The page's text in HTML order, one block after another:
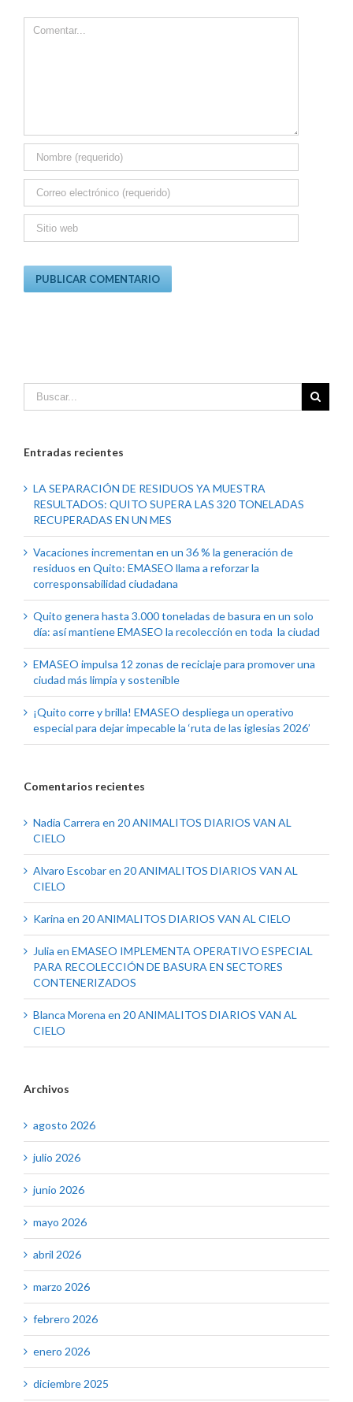
Comment
Entradas recientes
LA SEPARACIÓN DE RESIDUOS YA MUESTRA
RESULTADOS: QUITO SUPERA LAS 320 TONELADAS
RECUPERADAS EN UN MES
Vacaciones incrementan en un 36 % la generación de
residuos en Quito: EMASEO llama a reforzar la
corresponsabilidad ciudadana
Quito genera hasta 3.000 toneladas de basura en un solo
día: así mantiene EMASEO la recolección en toda la ciudad
EMASEO impulsa 12 zonas de reciclaje para promover una
ciudad más limpia y sostenible
¡Quito corre y brilla! EMASEO despliega un operativo
especial para dejar impecable la ‘ruta de las iglesias 2026’
Comentarios recientes
Nadia Carrera en 20 ANIMALITOS DIARIOS VAN AL
CIELO
Alvaro Escobaren 20 ANIMALITOS DIARIOS VAN AL
CIELO
Karina en 20 ANIMALITOS DIARIOS VAN AL CIELO
Julia en EMASEO IMPLEMENTA OPERATIVO ESPECIAL
PARA RECOLECCIÓN DE BASURA EN SECTORES
CONTENERIZADOS
Blanca Morena en 20 ANIMALITOS DIARIOS VAN AL
CIELO
Archivos
agosto 2026
julio 2026
junio 2026
mayo 2026
abril 2026
marzo 2026
febrero 2026
enero 2026
diciembre 2025